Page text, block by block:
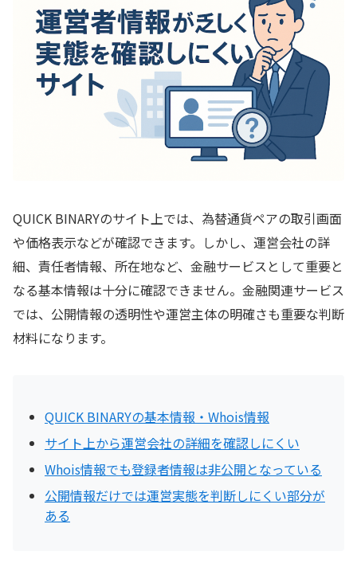
QUICK BINARYのサイト上では、為替通貨ペアの取引画面
や価格表示などが確認できます。しかし、運営会社の詳
細、責任者情報、所在地など、金融サービスとして重要と
なる基本情報は十分に確認できません。金融関連サービス
では、公開情報の透明性や運営主体の明確さも重要な判断
材料になります。
QUICK BINARYの基本情報・Whois情報
サイト上から運営会社の詳細を確認しにくい
Whois情報でも登録者情報は非公開となっている
公開情報だけでは運営実態を判断しにくい部分が
ある